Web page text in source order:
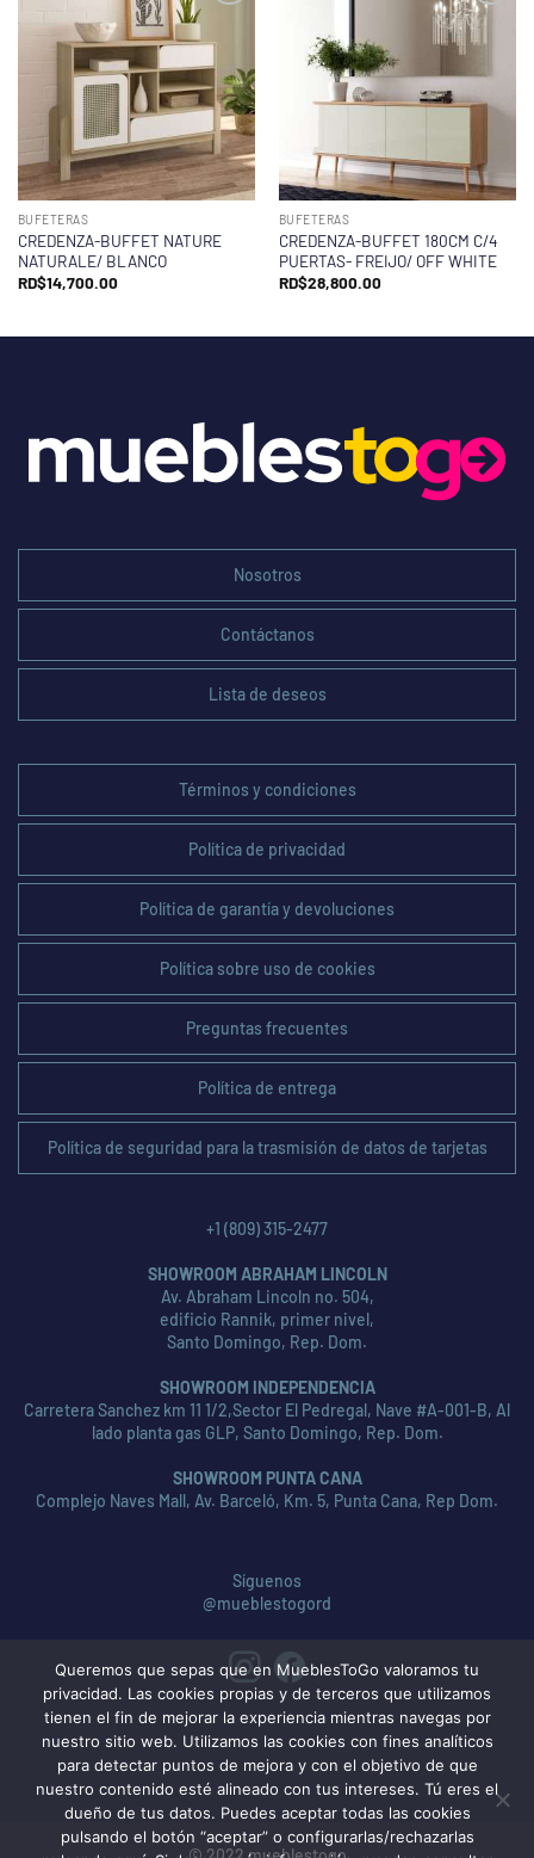
BUFETERAS
CREDENZA-BUFFET NATURE
NATURALE/ BLANCO
RD$14,700.00
BUFETERAS
CREDENZA-BUFFET 180CM C/4
PUERTAS- FREIJO/ OFF WHITE
RD$28,800.00
Nosotros
Contáctanos
Lista de deseos
Términos y condiciones
Política de privacidad
Política de garantía y devoluciones
Política sobre uso de cookies
Preguntas frecuentes
Política de entrega
Política de seguridad para la trasmisión de datos de tarjetas
+1 (809) 315-2477
SHOWROOM ABRAHAM LINCOLN
Av. Abraham Lincoln no. 504,
edificio Rannik, primer nivel,
Santo Domingo, Rep. Dom.
SHOWROOM INDEPENDENCIA
Carretera Sanchez km 11 1/2,Sector El Pedregal, Nave #A-001-B, Al
lado planta gas GLP, Santo Domingo, Rep. Dom.
SHOWROOM PUNTA CANA
Complejo Naves Mall, Av. Barceló, Km. 5, Punta Cana, Rep Dom.
Síguenos
@mueblestogord
Queremos que sepas que en MueblesToGo valoramos tu
privacidad. Las cookies propias y de terceros que utilizamos
tienen el fin de mejorar la experiencia mientras navegas por
nuestro sitio web. Utilizamos las cookies con fines analíticos
para detectar puntos de mejora y con el objetivo de que
nuestro contenido esté alineado con tus intereses. Tú eres el
dueño de tus datos. Puedes aceptar todas las cookies
pulsando el botón “aceptar” o configurarlas/rechazarlas